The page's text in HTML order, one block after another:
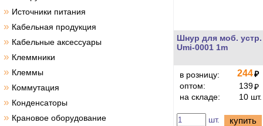
» Источники питания
» Кабельная продукция
» Кабельные аксессуары
» Клеммники
» Клеммы
» Коммутация
» Конденсаторы
» Крановое оборудование
Шнур для моб. устр.
Umi-0001 1m
в розницу: 244₽
оптом:
139₽
на складе:
10 шт.
шт. купить